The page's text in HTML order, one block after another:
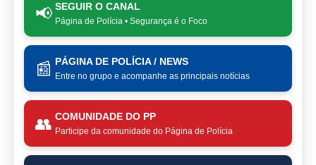
📢 SEGUIR O CANAL
Página de Polícia • Segurança é o Foco
📰 PÁGINA DE POLÍCIA / NEWS
Entre no grupo e acompanhe as principais notícias
👥 COMUNIDADE DO PP
Participe da comunidade do Página de Polícia